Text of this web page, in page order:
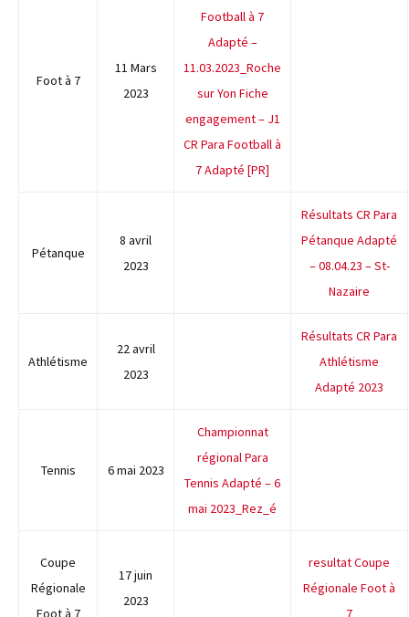
Foot à 7
11 Mars
2023
Football à 7
Adapté –
11.03.2023_Roche
sur Yon Fiche
engagement – J1
CR Para Football à
7 Adapté [PR]
Pétanque
8 avril
2023
Résultats CR Para
Pétanque Adapté
– 08.04.23 – St-
Nazaire
Athlétisme
22 avril
2023
Résultats CR Para
Athlétisme
Adapté 2023
Tennis 6 mai 2023
Championnat
régional Para
Tennis Adapté – 6
mai 2023_Rez_é
Coupe
Régionale
Foot à 7
17 juin
2023
resultat Coupe
Régionale Foot à
7